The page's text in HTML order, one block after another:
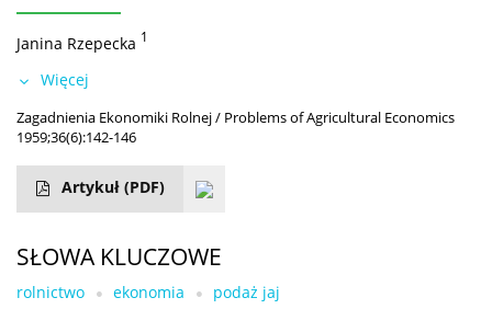
Janina Rzepecka 1
Więcej
Zagadnienia Ekonomiki Rolnej / Problems of Agricultural Economics
1959;36(6):142-146
Artykuł (PDF)
SŁOWA KLUCZOWE
rolnictwo ekonomia podaż jaj